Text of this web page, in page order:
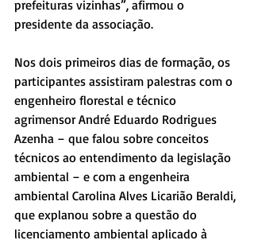
prefeituras vizinhas”, afirmou o
presidente da associação.
Nos dois primeiros dias de formação, os
participantes assistiram palestras com o
engenheiro florestal e técnico
agrimensor André Eduardo Rodrigues
Azenha – que falou sobre conceitos
técnicos ao entendimento da legislação
ambiental – e com a engenheira
ambiental Carolina Alves Licarião Beraldi,
que explanou sobre a questão do
licenciamento ambiental aplicado à